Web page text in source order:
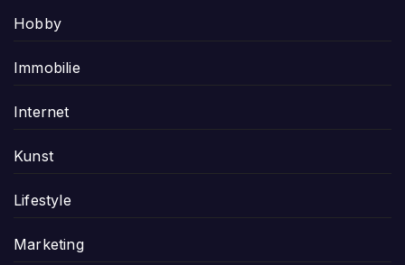
Hobby
Immobilie
Internet
Kunst
Lifestyle
Marketing